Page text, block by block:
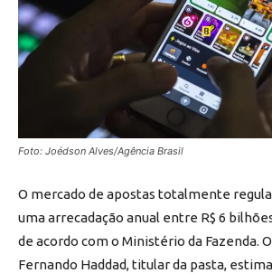
Foto: Joédson Alves/Agência Brasil
O mercado de apostas totalmente
uma arrecadação anual entre R$ 6
de acordo com o Ministério da Fazenda.
Fernando Haddad, titular da pasta,